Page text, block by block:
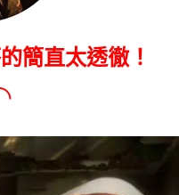
簡直太透徹！